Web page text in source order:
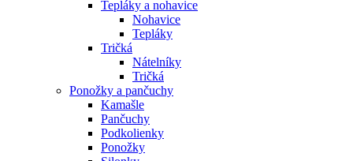
Tepláky a nohavice
Nohavice
Tepláky
Tričká
Nátelníky
Tričká
Ponožky a pančuchy
Kamašle
Pančuchy
Podkolienky
Ponožky